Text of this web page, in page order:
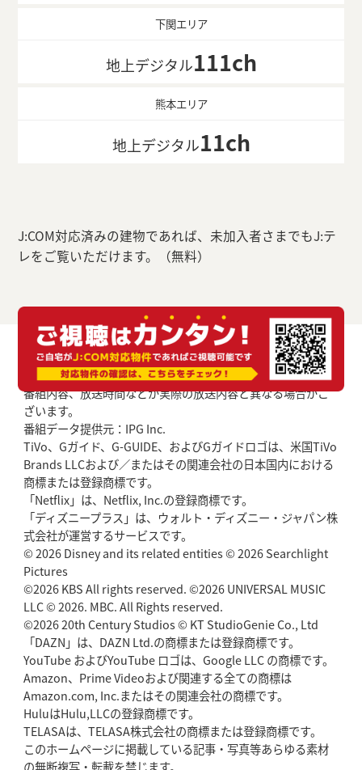
下関エリア
地上デジタル111ch
熊本エリア
地上デジタル11ch
J:COM対応済みの建物であれば、未加入者さまでもJ:テ
レをご覧いただけます。（無料）
番組内容、放送時間などが実際の放送内容と異なる場合がご
ざいます。
番組データ提供元：IPG Inc.
TiVo、Gガイド、G-GUIDE、およびGガイドロゴは、米国TiVo
Brands LLCおよび／またはその関連会社の日本国内における
商標または登録商標です。
「Netflix」は、Netflix, Inc.の登録商標です。
「ディズニープラス」は、ウォルト・ディズニー・ジャパン株
式会社が運営するサービスです。
© 2026 Disney and its related entities © 2026 Searchlight
Pictures
©2026 KBS All rights reserved. ©2026 UNIVERSAL MUSIC
LLC © 2026. MBC. All Rights reserved.
©2026 20th Century Studios © KT StudioGenie Co., Ltd
「DAZN」は、DAZN Ltd.の商標または登録商標です。
YouTube およびYouTube ロゴは、Google LLC の商標です。
Amazon、Prime Videoおよび関連する全ての商標は
Amazon.com, Inc.またはその関連会社の商標です。
HuluはHulu,LLCの登録商標です。
TELASAは、TELASA株式会社の商標または登録商標です。
このホームページに掲載している記事・写真等あらゆる素材